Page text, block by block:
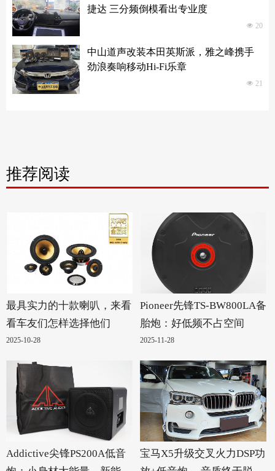
捷达 三分频倒模看出专业度
넶 20
中山道声改装本田英斯派，雅之峰携手
劲浪奏响移动Hi-Fi乐章
넶 21
推荐阅读
最具实力的十款喇叭，来看
看车友们怎样选择他们
2025-10-28
Pioneer先锋TS-BW800LA备
胎炮：好低频不占空间
2025-11-28
Addictive尖锋PS200A低音
宝马X5升级交叉火力DSP功